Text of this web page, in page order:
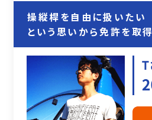
操縦桿を自由に扱いたい
という思いから免許を取得